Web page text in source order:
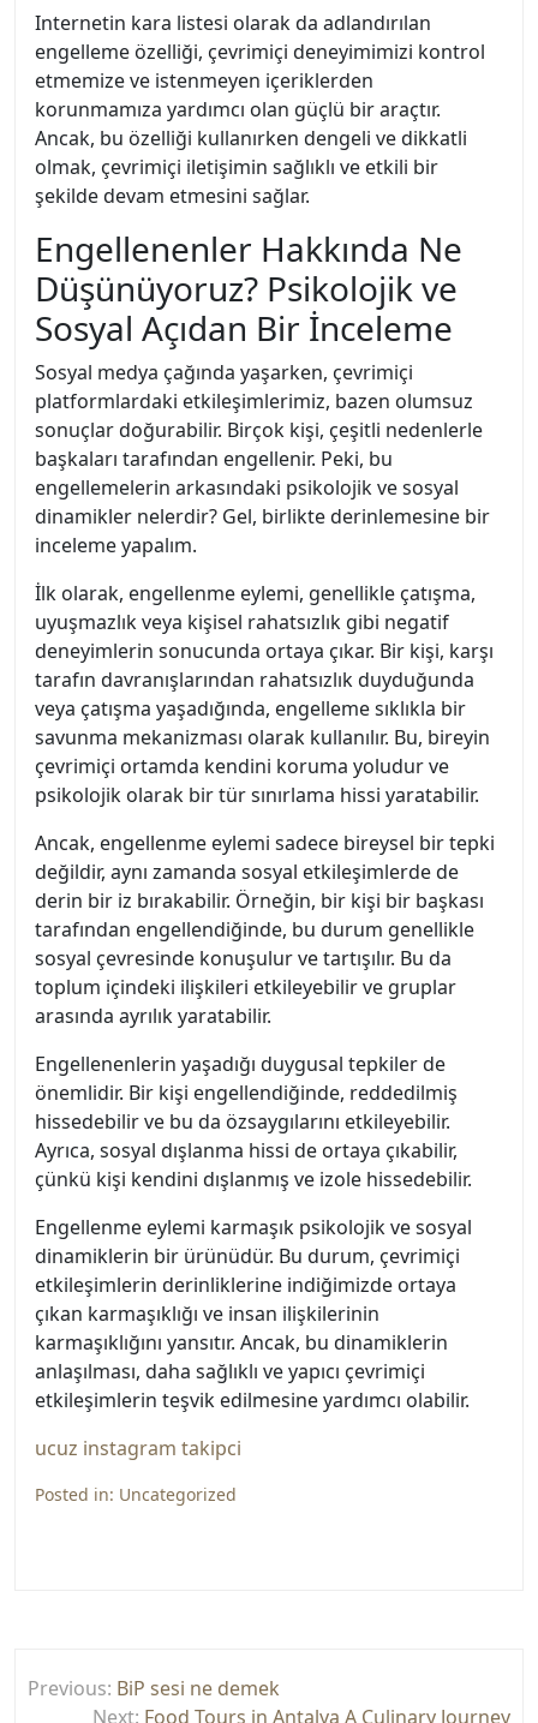
Internetin kara listesi olarak da adlandırılan
engelleme özelliği, çevrimiçi deneyimimizi kontrol
etmemize ve istenmeyen içeriklerden
korunmamıza yardımcı olan güçlü bir araçtır.
Ancak, bu özelliği kullanırken dengeli ve dikkatli
olmak, çevrimiçi iletişimin sağlıklı ve etkili bir
şekilde devam etmesini sağlar.
Engellenenler Hakkında Ne
Düşünüyoruz? Psikolojik ve
Sosyal Açıdan Bir İnceleme
Sosyal medya çağında yaşarken, çevrimiçi
platformlardaki etkileşimlerimiz, bazen olumsuz
sonuçlar doğurabilir. Birçok kişi, çeşitli nedenlerle
başkaları tarafından engellenir. Peki, bu
engellemelerin arkasındaki psikolojik ve sosyal
dinamikler nelerdir? Gel, birlikte derinlemesine bir
inceleme yapalım.
İlk olarak, engellenme eylemi, genellikle çatışma,
uyuşmazlık veya kişisel rahatsızlık gibi negatif
deneyimlerin sonucunda ortaya çıkar. Bir kişi, karşı
tarafın davranışlarından rahatsızlık duyduğunda
veya çatışma yaşadığında, engelleme sıklıkla bir
savunma mekanizması olarak kullanılır. Bu, bireyin
çevrimiçi ortamda kendini koruma yoludur ve
psikolojik olarak bir tür sınırlama hissi yaratabilir.
Ancak, engellenme eylemi sadece bireysel bir tepki
değildir, aynı zamanda sosyal etkileşimlerde de
derin bir iz bırakabilir. Örneğin, bir kişi bir başkası
tarafından engellendiğinde, bu durum genellikle
sosyal çevresinde konuşulur ve tartışılır. Bu da
toplum içindeki ilişkileri etkileyebilir ve gruplar
arasında ayrılık yaratabilir.
Engellenenlerin yaşadığı duygusal tepkiler de
önemlidir. Bir kişi engellendiğinde, reddedilmiş
hissedebilir ve bu da özsaygılarını etkileyebilir.
Ayrıca, sosyal dışlanma hissi de ortaya çıkabilir,
çünkü kişi kendini dışlanmış ve izole hissedebilir.
Engellenme eylemi karmaşık psikolojik ve sosyal
dinamiklerin bir ürünüdür. Bu durum, çevrimiçi
etkileşimlerin derinliklerine indiğimizde ortaya
çıkan karmaşıklığı ve insan ilişkilerinin
karmaşıklığını yansıtır. Ancak, bu dinamiklerin
anlaşılması, daha sağlıklı ve yapıcı çevrimiçi
etkileşimlerin teşvik edilmesine yardımcı olabilir.
ucuz instagram takipci
Posted in: Uncategorized
gezinmesi
Previous: BiP sesi ne demek
Next: Food Tours in Antalya A Culinary Journey